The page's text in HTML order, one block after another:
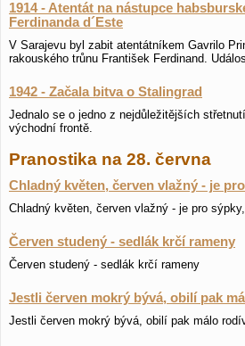
1914 - Atentát na nástupce
Ferdinanda d´Este
V Sarajevu byl zabit atentátníkem Gavrilo
rakouského trůnu František Ferdinand.
1942 - Začala bitva o Stalingrad
Jednalo se o jedno z nejdůležitějších
východní frontě.
Pranostika na 28. června
Chladný květen, červen vlažný - je
Chladný květen, červen vlažný - je pro
Červen studený - sedlák krčí rameny
Červen studený - sedlák krčí rameny
Jestli červen mokrý bývá, obilí pak
Jestli červen mokrý bývá, obilí pak málo